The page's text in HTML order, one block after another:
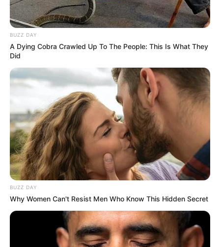
Ebenfalls in Duisburg befindet sich Deutschlands
größtes und umfassendstes Museum für die
Geschichte der Binnenschifffahrt, in einem
originalgetreu restaurierten Jugendstil-Hallenbad.
Kindermuseum Explorado am Duisburger
Innenhafen - Ein Mitmachmuseum für 4- bis 12-
Jährige, in dem die Kinder faszinierende
Phänomene unseres Alltags erforschen können.
Hierzu gehören aber auch technische Stationen,
eine Wasserlandschaft, eine Baumlandschaft zum
Klettern und viele weitere Überraschungen.
Informationen unter
www.explorado-duisburg.de.
Lehmbruck-Museum in Duisburg - In einem
Museumsbau von 1964 befindet sich eine große
Sammlung von Plastiken nationaler und
internationaler Künstler des 20. Jahrhunderts.www.l
ehmbruckmuseum.de.
Revierpark Mattlerbusch mit Niederrheintherme
BUZZ DAY
A Dying Cobra Crawled Up To The People: This Is What They
Did
BUZZ DAY
Why Women Can't Resist Men Who Know This Hidden Secret